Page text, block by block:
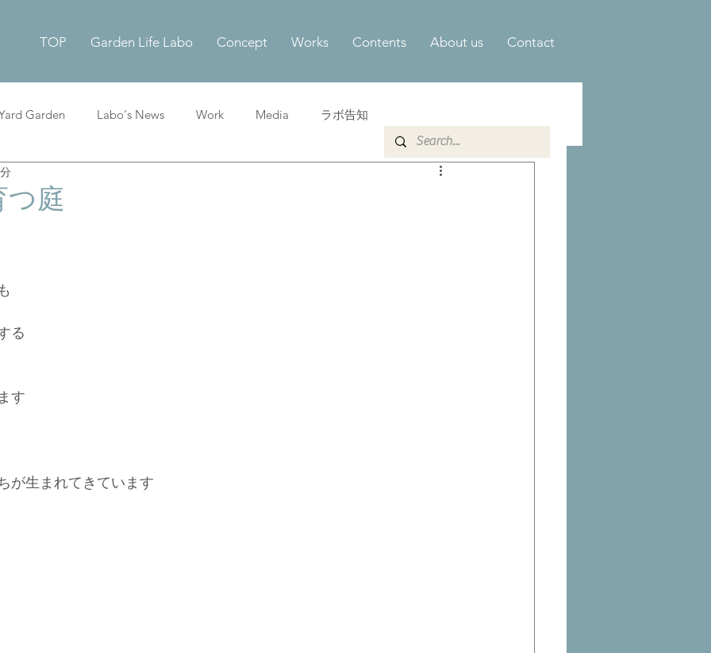
TOP Garden Life Labo Concept Works Contents About us Contact
Garden Labo's News Work Media ラボ告知
つ庭
る
す
が生まれてきています